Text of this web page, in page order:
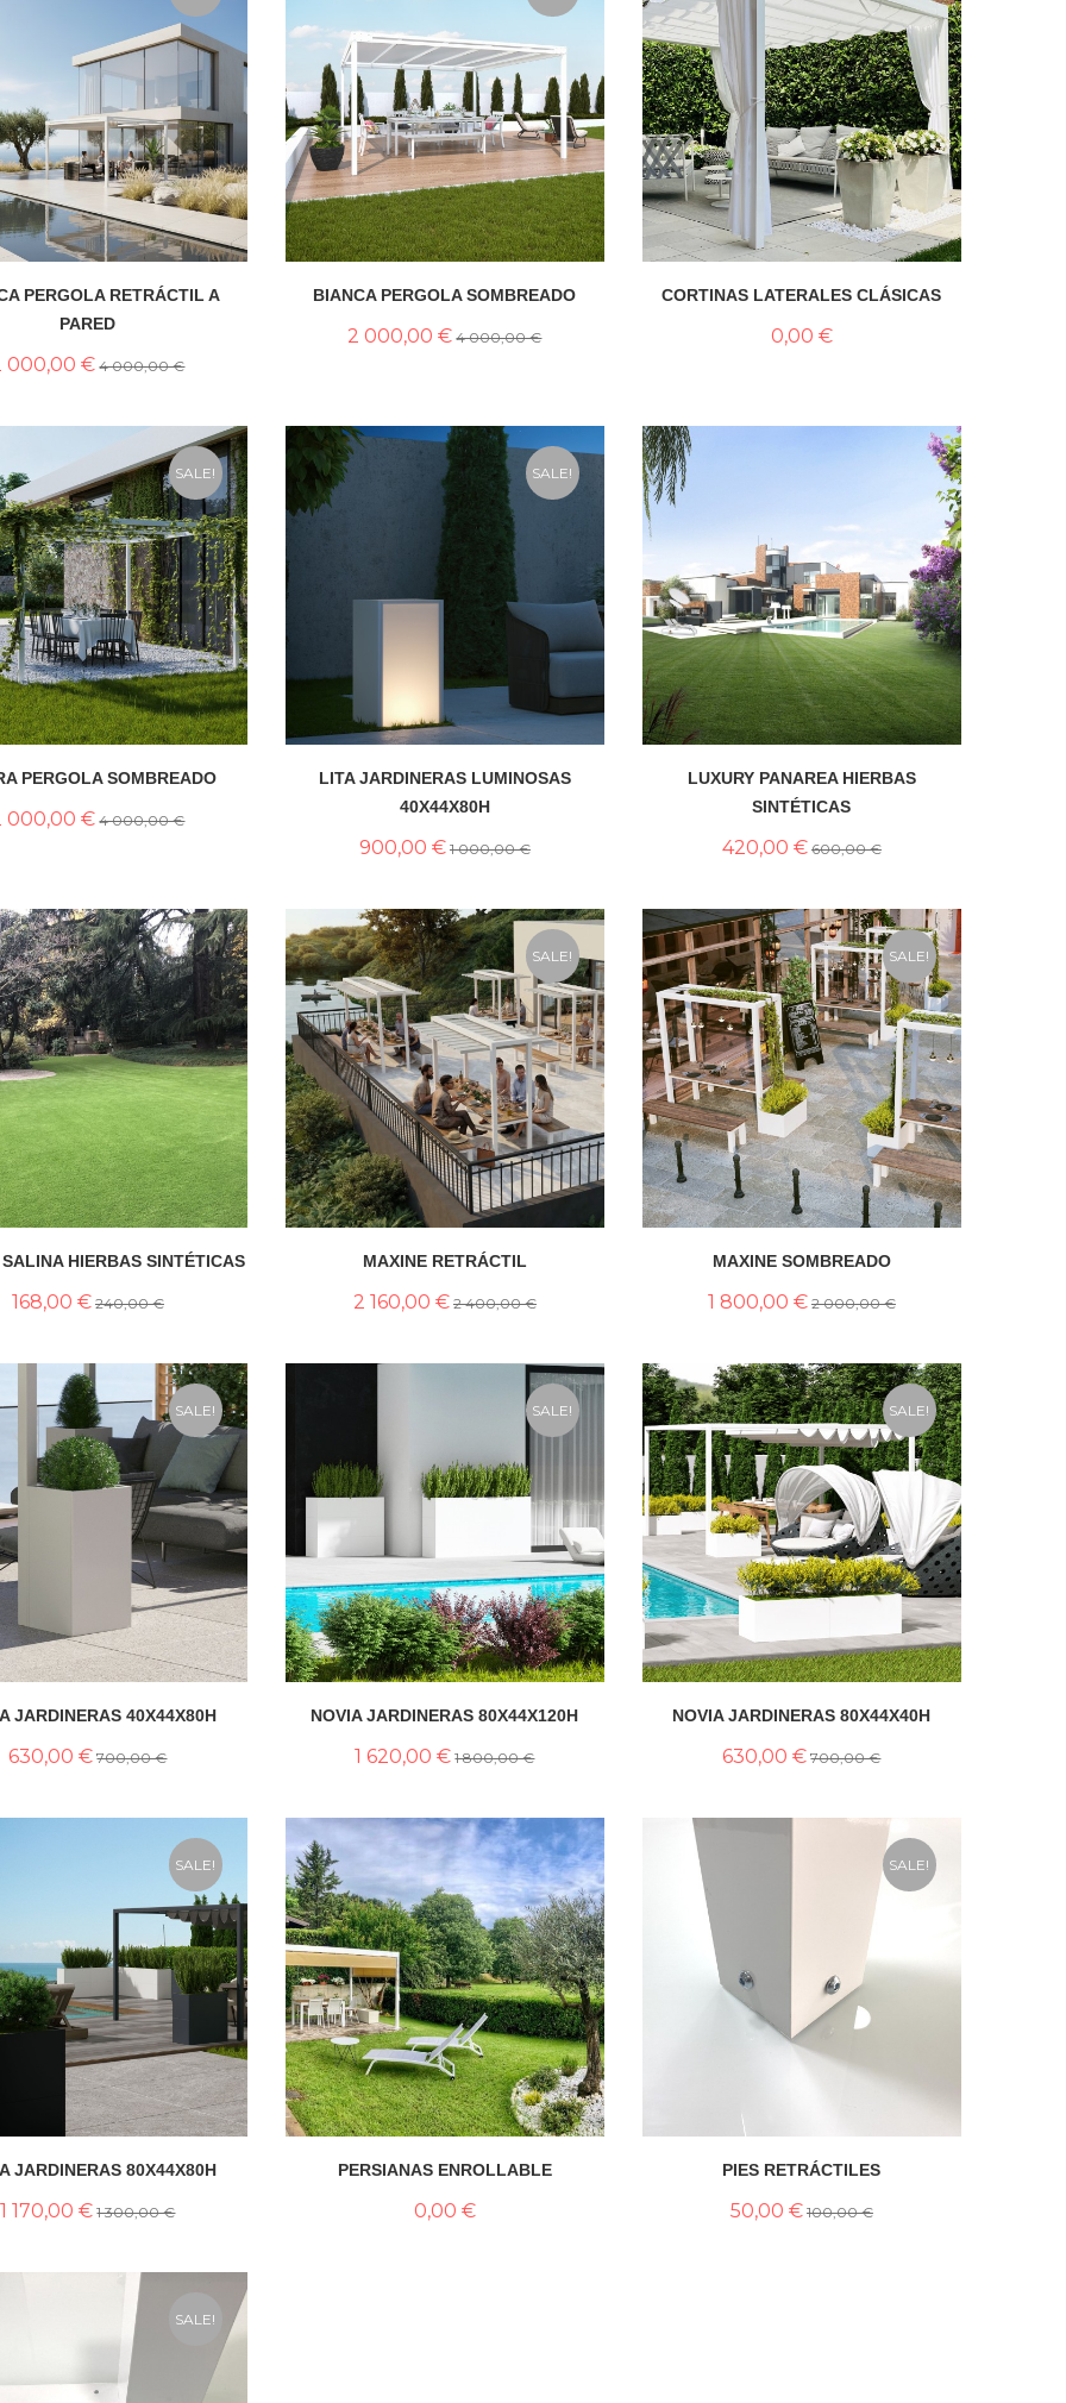
PERGOLA RETRÁCTIL A
PARED
000,00 € 4 000,00 €
BIANCA PERGOLA SOMBREADO
2 000,00 € 4 000,00 €
CORTINAS LATERALES CLÁSICAS
0,00 €
SALE!
PERGOLA SOMBREADO
000,00 € 4 000,00 €
SALE!
LITA JARDINERAS LUMINOSAS
40X44X80H
900,00 € 1 000,00 €
LUXURY PANAREA HIERBAS
SINTÉTICAS
420,00 € 600,00 €
HIERBAS SINTÉTICAS
168,00 € 240,00 €
SALE!
MAXINE RETRÁCTIL
2 160,00 € 2 400,00 €
SALE!
MAXINE SOMBREADO
1 800,00 € 2 000,00 €
SALE!
JARDINERAS 40X44X80H
630,00 € 700,00 €
SALE!
NOVIA JARDINERAS 80X44X120H
1 620,00 € 1 800,00 €
SALE!
NOVIA JARDINERAS 80X44X40H
630,00 € 700,00 €
SALE!
JARDINERAS 80X44X80H
1 170,00 € 1 300,00 €
PERSIANAS ENROLLABLE
0,00 €
SALE!
PIES RETRÁCTILES
50,00 € 100,00 €
SALE!